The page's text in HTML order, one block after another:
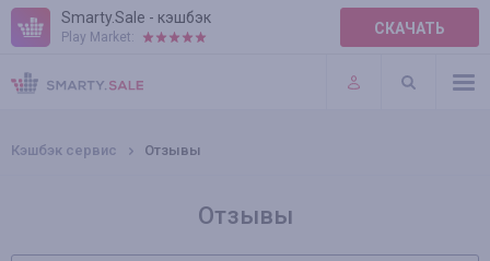
Smarty.Sale - кэшбэк
Play Market: СКАЧАТЬ
ПРАВИЛА
ПЛАГИНЫ
Кэшбэк сервис Отзывы
Отзывы